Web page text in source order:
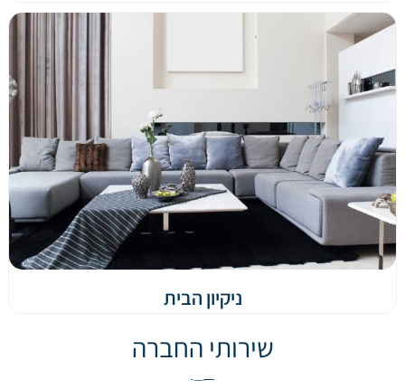
ניקיון הבית
שירותי החברה